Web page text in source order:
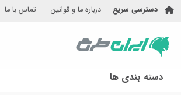
دسترسی سریع درباره ما و قوانین تماس با ما
دسته بندی ها